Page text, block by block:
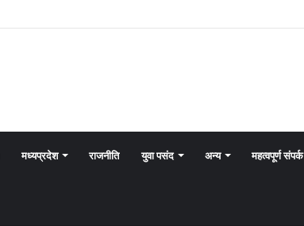
मध्यप्रदेश राजनीति युवा पसंद अन्य महत्वपूर्ण संपर्क